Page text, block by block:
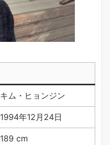
キム・ヒョンジン
1994年12月24日
189 cm